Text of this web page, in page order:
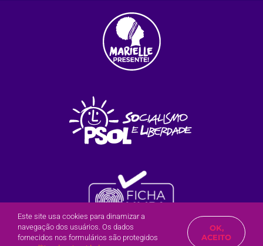
Olá? Posso te ajudar?
Este site usa cookies para dinamizar a
navegação dos usuários. Os dados
fornecidos nos formulários são protegidos
OK,
ACEITO